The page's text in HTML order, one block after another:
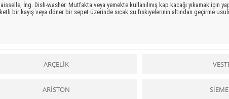
İng. Dish-washer. Mutfakta veya yemekte kullanılmış kap kacağı yıkamak için
bir kayış veya döner bir sepet üzerinde sıcak su fıskiyelerinin altından geçirme
Ön yüzdeki kapak, yukarıdan aşağıya doğru açılarak raylar üzerinde duran
hem üstten fışkırtılır. Deterjan ve parlatıcı madde, konuldukları bölmelerden
bulunan bir zamanlama düğmesi, seçilen programı otomatik olarak yönetir. Program
ARÇELİK
ARİSTON